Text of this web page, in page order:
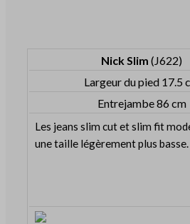
Nick Slim (J622)
Largeur du pied 17.5
Entrejambe 86 cm
Les jeans slim cut et slim fit
une taille légèrement plus basse.